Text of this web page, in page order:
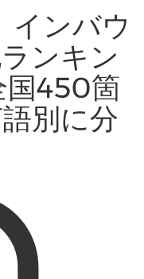
インバウ
ンキン
国450箇
別に分